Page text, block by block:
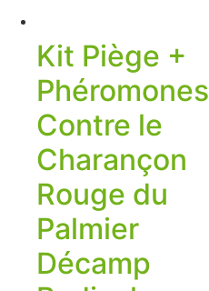
Kit Piège +
Phéromones
Contre le
Charançon
Rouge du
Palmier
Décamp